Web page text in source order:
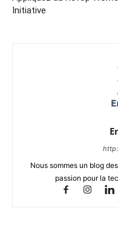
Initiative
Nous sommes un blog
passion pour la